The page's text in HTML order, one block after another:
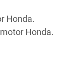
Honda.
Honda.